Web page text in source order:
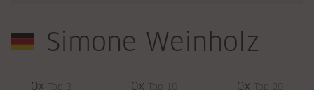
Simone Weinholz
0x Top 3 0x Top 10 0x Top 20